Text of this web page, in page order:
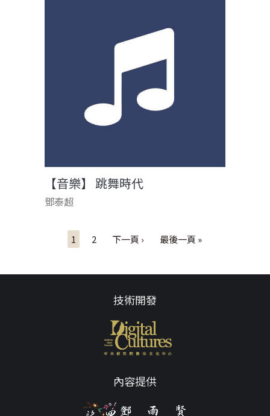
【音樂】 跳舞時代
鄧泰超
1 2 下一頁 › 最後一頁 »
技術開發
內容提供